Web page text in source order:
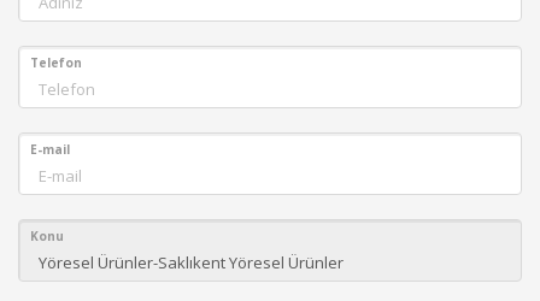
Telefon
E-mail
Konu